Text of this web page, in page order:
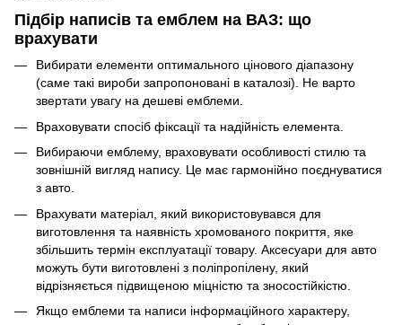
Підбір написів та емблем на ВАЗ: що
врахувати
Вибирати елементи оптимального цінового діапазону
(саме такі вироби запропоновані в каталозі). Не варто
звертати увагу на дешеві емблеми.
Враховувати спосіб фіксації та надійність елемента.
Вибираючи емблему, враховувати особливості стилю та
зовнішній вигляд напису. Це має гармонійно поєднуватися
з авто.
Врахувати матеріал, який використовувався для
виготовлення та наявність хромованого покриття, яке
збільшить термін експлуатації товару. Аксесуари для авто
можуть бути виготовлені з поліпропілену, який
відрізняється підвищеною міцністю та зносостійкістю.
Якщо емблеми та написи інформаційного характеру,